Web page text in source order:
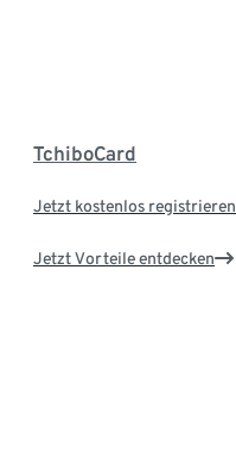
TchiboCard
Jetzt kostenlos registrieren
Jetzt Vorteile entdecken